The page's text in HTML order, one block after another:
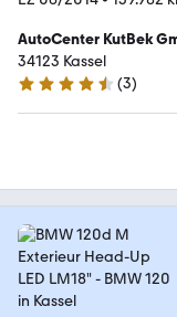
AutoCenter KutBek
34123 Kassel
4.3 Sterne
(3)